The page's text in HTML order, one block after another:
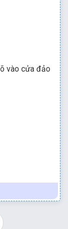
vào cửa đảo